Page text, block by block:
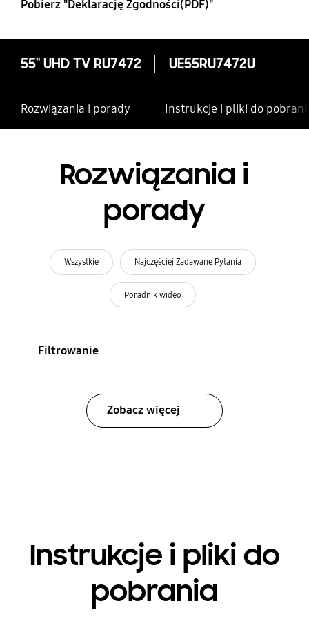
Pobierz "Deklarację Zgodności(PDF)"
55" UHD TV RU7472 UE55RU7472U
Rozwiązania i porady Instrukcje i pliki do
Rozwiązania i
porady
Wszystkie Najczęściej Zadawane Pytania
Poradnik wideo
Filtrowanie
Zobacz więcej
Instrukcje i pliki do
pobrania